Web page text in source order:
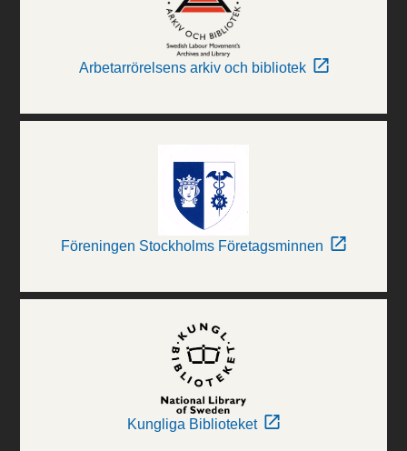
Arbetarrörelsens arkiv och bibliotek
Föreningen Stockholms Företagsminnen
Kungliga Biblioteket